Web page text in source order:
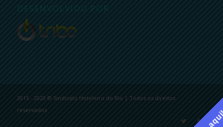
DESENVOLVIDO POR
2015 - 2020 © Sindicato Hoteleiro do Rio | Todos os direitos
reservados